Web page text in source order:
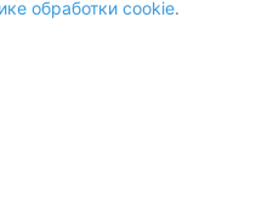
обработки cookie.